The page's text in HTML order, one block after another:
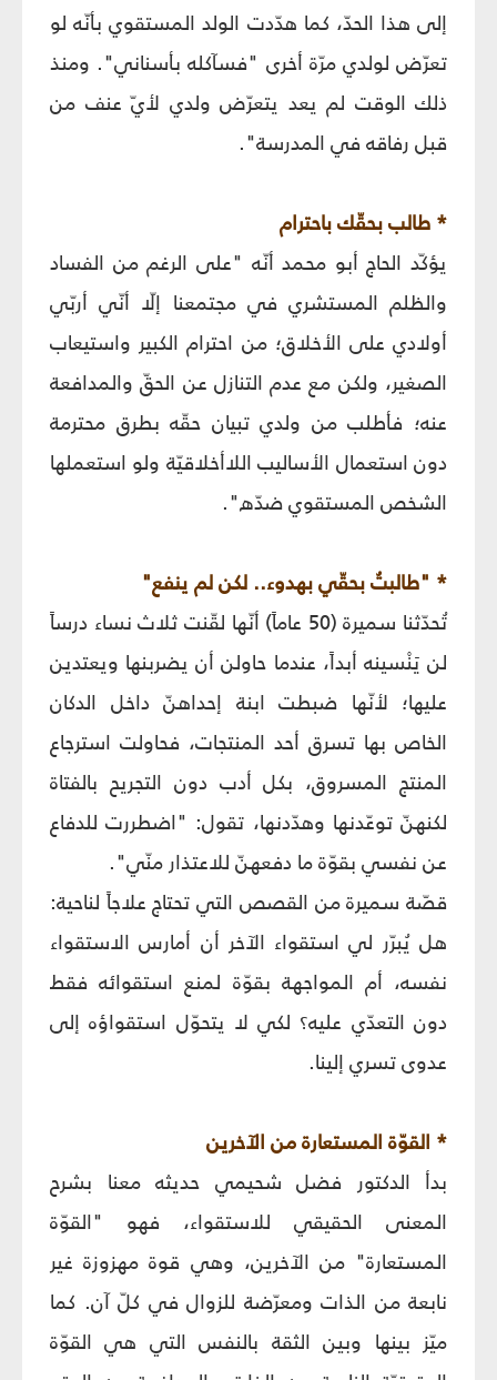
إلى هذا الحدّ، كما هدّدت الولد المستقوي بأنّه لو
تعرّض لولدي مرّة أخرى "فسآكله بأسناني". ومنذ
ذلك الوقت لم يعد يتعرّض ولدي لأيّ عنف من
قبل رفاقه في المدرسة".
* طالب بحقّك باحترام
يؤكّد الحاج أبو محمد أنّه "على الرغم من الفساد
والظلم المستشري في مجتمعنا إلّا أنّي أربّي
أولادي على الأخلاق؛ من احترام الكبير واستيعاب
الصغير، ولكن مع عدم التنازل عن الحقّ والمدافعة
عنه؛ فأطلب من ولدي تبيان حقّه بطرق محترمة
دون استعمال الأساليب اللاأخلاقيّة ولو استعملها
الشخص المستقوي ضدّه".
* "طالبتُ بحقّي بهدوء.. لكن لم ينفع"
تُحدّثنا سميرة (50 عاماً) أنّها لقّنت ثلاث نساء درساً
لن يَنْسينه أبداً، عندما حاولن أن يضربنها ويعتدين
عليها؛ لأنّها ضبطت ابنة إحداهنّ داخل الدكان
الخاص بها تسرق أحد المنتجات، فحاولت استرجاع
المنتج المسروق، بكل أدب دون التجريح بالفتاة
لكنهنّ توعّدنها وهدّدنها، تقول: "اضطررت للدفاع
عن نفسي بقوّة ما دفعهنّ للاعتذار منّي".
قصّة سميرة من القصص التي تحتاج علاجاً لناحية:
هل يُبرّر لي استقواء الآخر أن أمارس الاستقواء
نفسه، أم المواجهة بقوّة لمنع استقوائه فقط
دون التعدّي عليه؟ لكي لا يتحوّل استقواؤه إلى
عدوى تسري إلينا.
* القوّة المستعارة من الآخرين
بدأ الدكتور فضل شحيمي حديثه معنا بشرح
المعنى الحقيقي للاستقواء، فهو "القوّة
المستعارة" من الآخرين، وهي قوة مهزوزة غير
نابعة من الذات ومعرّضة للزوال في كلّ آن. كما
ميّز بينها وبين الثقة بالنفس التي هي القوّة